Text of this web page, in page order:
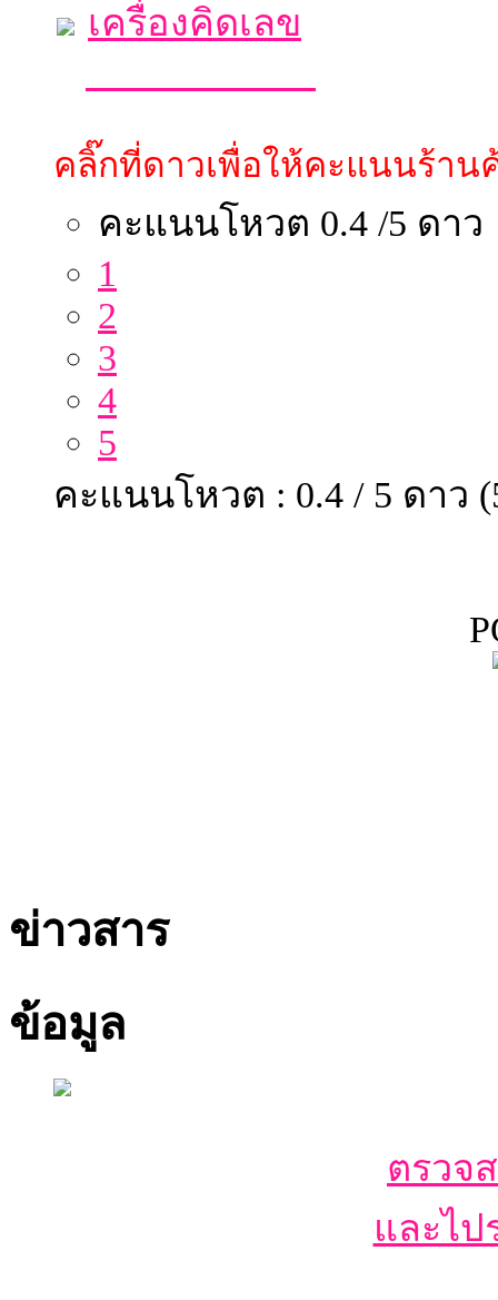
เครื่องคิดเลข
คลิ๊กที่ดาวเพื่อให้คะแนนร้าน
คะแนนโหวต 0.4 /5 ดาว
1
2
3
4
5
คะแนนโหวต : 0.4 / 5 ดาว
ข่าวสาร
ข้อมูล
ตรวจ
และไ